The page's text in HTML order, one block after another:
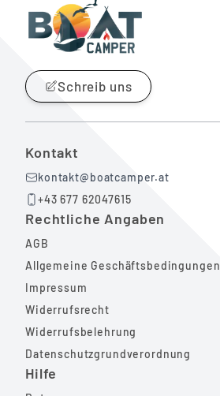
Schreib uns
Kontakt
kontakt@boatcamper.at
+43 677 62047615
Rechtliche Angaben
AGB
Allgemeine Geschäftsbedingungen
Impressum
Widerrufsrecht
Widerrufsbelehrung
Datenschutzgrundverordnung
Hilfe